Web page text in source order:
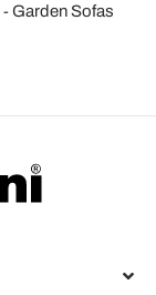
Garden Sofas